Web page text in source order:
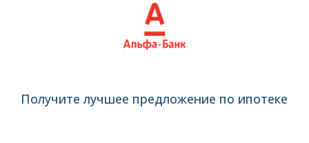
Получите лучшее предложение по ипотеке